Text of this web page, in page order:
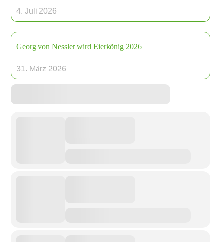
4. Juli 2026
Georg von Nessler wird Eierkönig 2026
31. März 2026